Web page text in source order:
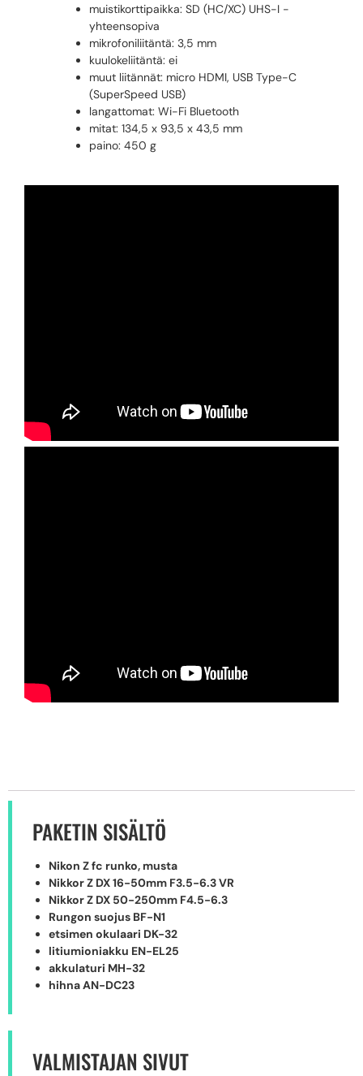
muistikorttipaikka: SD (HC/XC) UHS-I -
yhteensopiva
mikrofoniliitäntä: 3,5 mm
kuulokeliitäntä: ei
muut liitännät: micro HDMI, USB Type-C
(SuperSpeed USB)
langattomat: Wi-Fi Bluetooth
mitat: 134,5 x 93,5 x 43,5 mm
paino: 450 g
PAKETIN SISÄLTÖ
Nikon Z fc runko, musta
Nikkor Z DX 16-50mm F3.5-6.3 VR
Nikkor Z DX 50-250mm F4.5-6.3
Rungon suojus BF-N1
etsimen okulaari DK-32
litiumioniakku EN-EL25
akkulaturi MH-32
hihna AN-DC23
VALMISTAJAN SIVUT